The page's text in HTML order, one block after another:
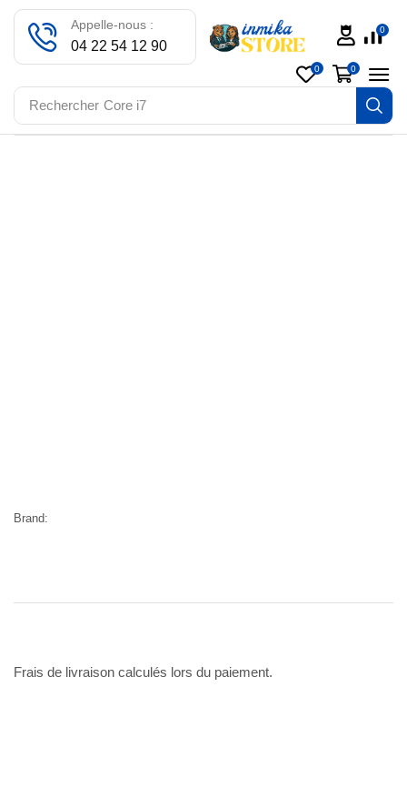
Rechercher Core i7
Appelle-nous :
04 22 54 12 90
0
0 0
Brand:
Frais de livraison calculés lors du paiement.